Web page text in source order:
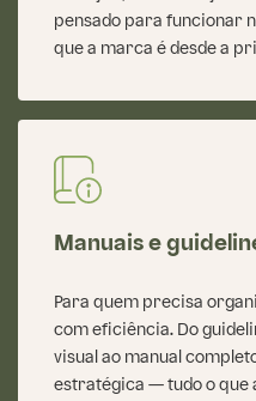
pensado para funcionar
que a marca é desde a
Manuais e
Para quem precisa
com eficiência. Do
visual ao manual
estratégica — tudo o que